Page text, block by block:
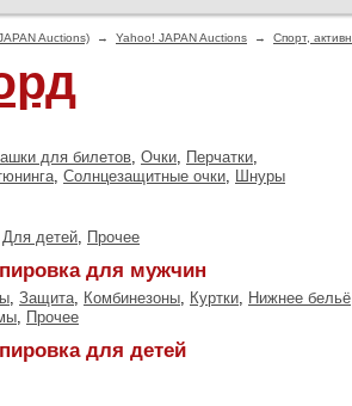
Auctions) → Yahoo! JAPAN Auctions → Спорт,
для билетов, Очки, Перчатки,
, Солнцезащитные очки, Шнуры
Для детей, Прочее
для мужчин
, Защита, Комбинезоны, Куртки, Нижнее бельё
, Прочее
для детей